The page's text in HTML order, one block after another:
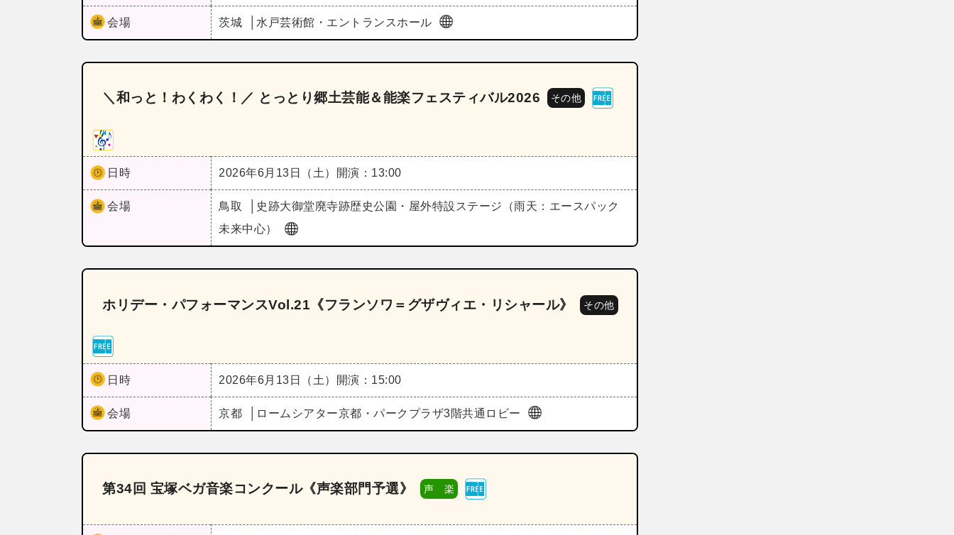
会場 茨城 水戸芸術館・エントランスホール
＼和っと！わくわく！／ とっとり郷土芸能＆能楽フェスティバル2026 その他
日時 2026年6月13日（土） 開演：13:00
会場 鳥取
史跡大御堂廃寺跡歴史公園・屋外特設ステージ（雨天：エースパック
未来中心）
ホリデー・パフォーマンスVol.21《フランソワ＝グザヴィエ・リシャール》 その他
日時 2026年6月13日（土） 開演：15:00
会場 京都 ロームシアター京都・パークプラザ3階共通ロビー
第34回 宝塚ベガ音楽コンクール《声楽部門予選》 声 楽